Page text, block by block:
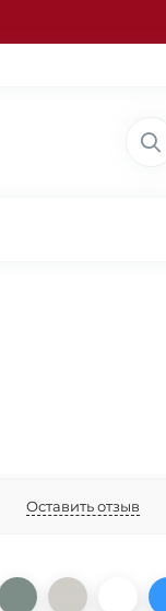
Оставить отзыв